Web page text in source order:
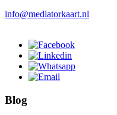
info@mediatorkaart.nl
Blog